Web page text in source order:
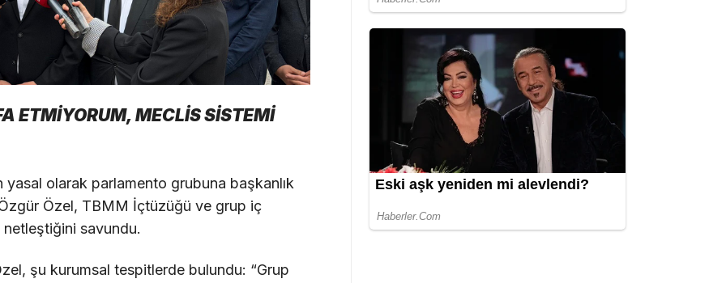
ETMİYORUM, MECLİS SİSTEMİ
yasal olarak parlamento grubuna başkanlık
Özel, TBMM İçtüzüğü ve grup iç
savundu.
şu kurumsal tespitlerde bulundu: “Grup